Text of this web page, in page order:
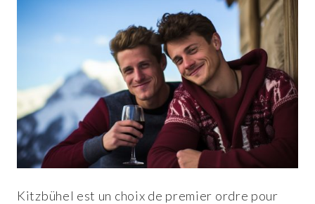
Kitzbühel est un choix de premier ordre pour